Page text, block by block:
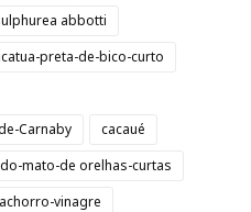
abbotti
preta-de-bico-curto
Carnaby
cacaué
mato-de orelhas-curtas
vinagre